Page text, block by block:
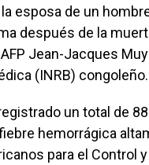
esposa de un
después de la
Jean-Jacques
(INRB) congoleño.
un total de
hemorrágica
para el Control